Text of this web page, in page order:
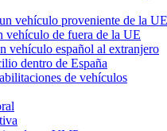
vehículo proveniente de la UE
vehículo de fuera de la UE
vehículo español al extranjero
dentro de España
de vehículos